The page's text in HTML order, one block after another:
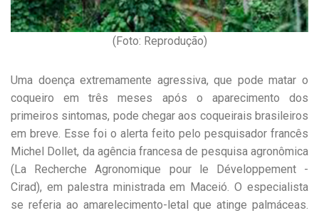
(Foto: Reprodução)
Uma doença extremamente agressiva, que pode matar o
coqueiro em três meses após o aparecimento dos
primeiros sintomas, pode chegar aos coqueirais brasileiros
em breve. Esse foi o alerta feito pelo pesquisador francês
Michel Dollet, da agência francesa de pesquisa agronômica
(La Recherche Agronomique pour le Développement -
Cirad), em palestra ministrada em Maceió. O especialista
se referia ao amarelecimento-letal que atinge palmáceas.